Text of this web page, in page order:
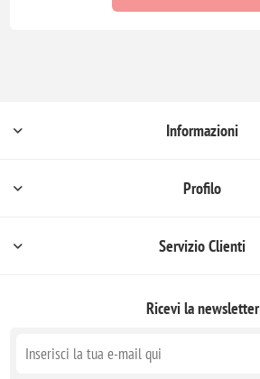
Informazioni
Profilo
Servizio Clienti
Ricevi la newsletter